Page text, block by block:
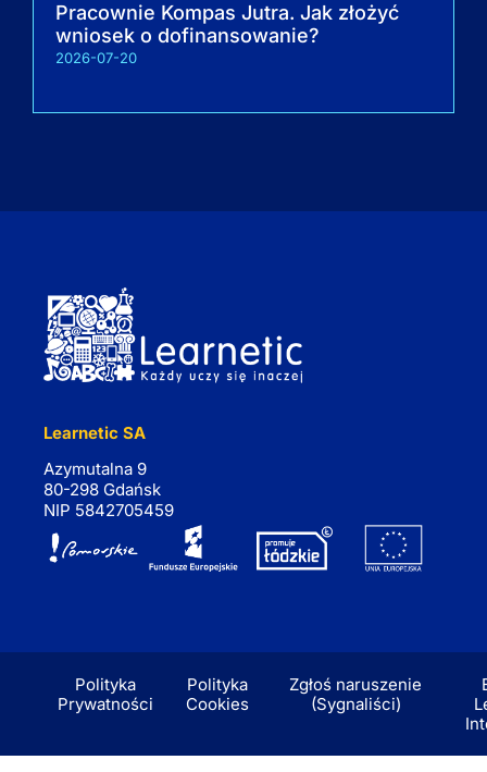
Pracownie Kompas Jutra. Jak złożyć
wniosek o dofinansowanie?
2026-07-20
Learnetic SA
Azymutalna 9
80-298 Gdańsk
NIP 5842705459
Polityka
Prywatności
Polityka
Cookies
Zgłoś naruszenie
(Sygnaliści)